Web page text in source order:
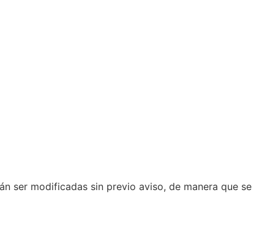
ser modificadas sin previo aviso, de manera que se